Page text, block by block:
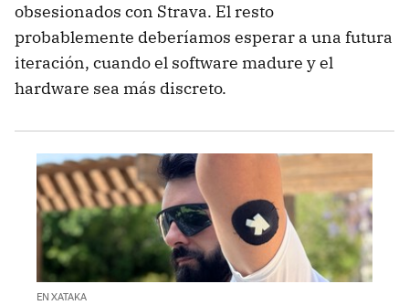
obsesionados con Strava. El resto
probablemente deberíamos esperar a una futura
iteración, cuando el software madure y el
hardware sea más discreto.
EN XATAKA